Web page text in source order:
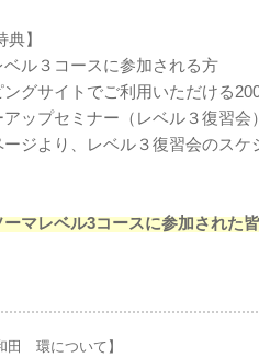
典】
ル３コースに参加される方
グサイトでご利用いただける
ップセミナー（レベル３復習会
ジより、レベル３復習会のスケ
マレベル3コースに参加された
田 環について】